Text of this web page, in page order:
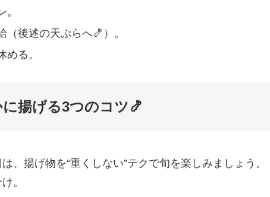
後述の天ぷらへ🍤）。
る。
揚げる3つのコツ🍤
、揚げ物を“重くしない”テクで旬を楽しみましょう。
。